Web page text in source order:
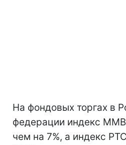
На фондовых торгах в
федерации индекс
чем на 7%, а индекс